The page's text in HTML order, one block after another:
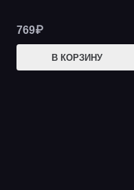
769₽
В КОРЗИНУ